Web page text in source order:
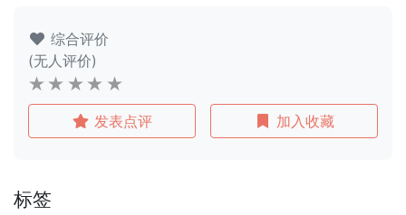
综合评价
(无人评价)
发表点评 加入收藏
标签